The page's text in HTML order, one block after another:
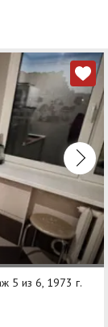
5 из 6, 1973 г.